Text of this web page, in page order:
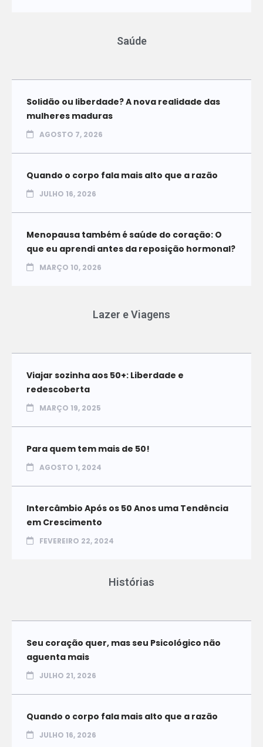
Saúde
Solidão ou liberdade? A nova realidade das
mulheres maduras
AGOSTO 7, 2026
Quando o corpo fala mais alto que a razão
JULHO 16, 2026
Menopausa também é saúde do coração: O
que eu aprendi antes da reposição hormonal?
MARÇO 10, 2026
Lazer e Viagens
Viajar sozinha aos 50+: Liberdade e
redescoberta
MARÇO 19, 2025
Para quem tem mais de 50!
AGOSTO 1, 2024
Intercâmbio Após os 50 Anos uma Tendência
em Crescimento
FEVEREIRO 22, 2024
Histórias
Seu coração quer, mas seu Psicológico não
aguenta mais
JULHO 21, 2026
Quando o corpo fala mais alto que a razão
JULHO 16, 2026